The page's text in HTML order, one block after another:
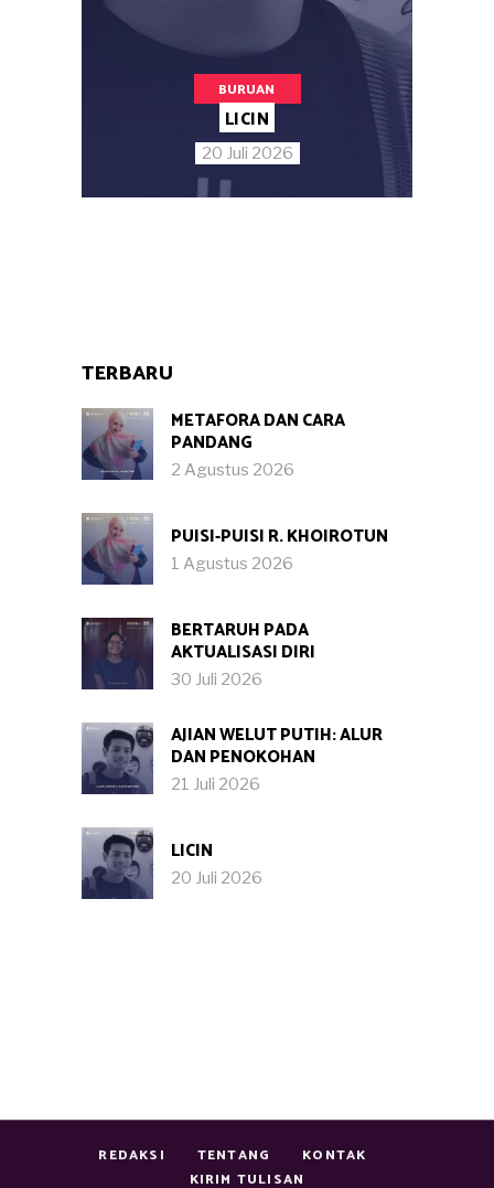
BURUAN
LICIN
20 Juli 2026
TERBARU
METAFORA DAN CARA
PANDANG
2 Agustus 2026
PUISI-PUISI R. KHOIROTUN
1 Agustus 2026
BERTARUH PADA
AKTUALISASI DIRI
30 Juli 2026
AJIAN WELUT PUTIH: ALUR
DAN PENOKOHAN
21 Juli 2026
LICIN
20 Juli 2026
REDAKSI TENTANG
KONTAK
KIRIM TULISAN